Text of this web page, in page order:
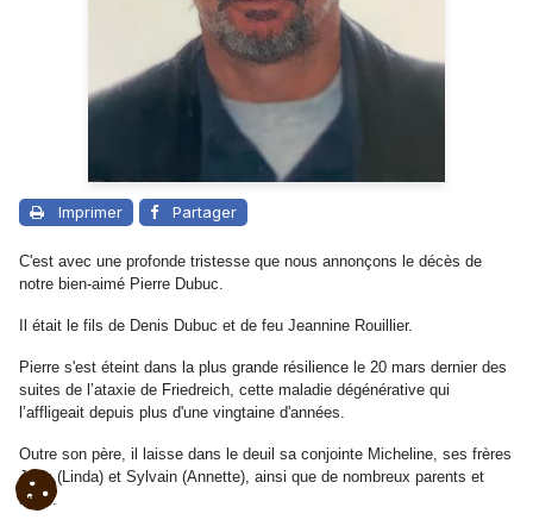
Imprimer Partager
C'est avec une profonde tristesse que nous annonçons le décès de
notre bien-aimé Pierre Dubuc.
Il était le fils de Denis Dubuc et de feu Jeannine Rouillier.
Pierre s'est éteint dans la plus grande résilience le 20 mars dernier des
suites de l’ataxie de Friedreich, cette maladie dégénérative qui
l’affligeait depuis plus d'une vingtaine d'années.
Outre son père, il laisse dans le deuil sa conjointe Micheline, ses frères
Jean (Linda) et Sylvain (Annette), ainsi que de nombreux parents et
amis.